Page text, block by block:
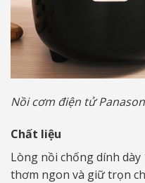
Nồi cơm điện tử
Chất liệu
Lòng nồi chống dính dày
thơm ngon và giữ trọn